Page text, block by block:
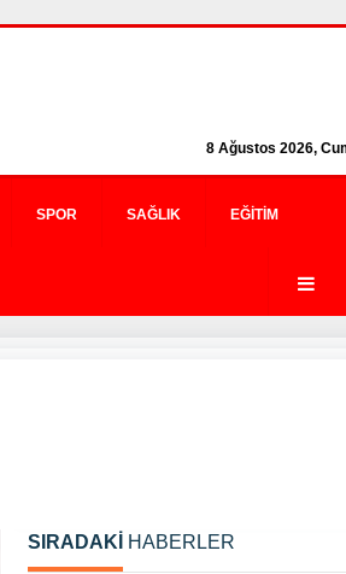
8 Ağustos 2026,
SPOR SAĞLIK EĞITIM
SIRADAKİ HABERLER